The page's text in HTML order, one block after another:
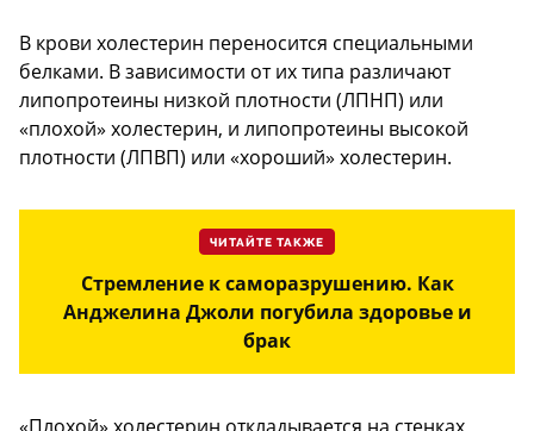
В крови холестерин переносится специальными
белками. В зависимости от их типа различают
липопротеины низкой плотности (ЛПНП) или
«плохой» холестерин, и липопротеины высокой
плотности (ЛПВП) или «хороший» холестерин.
ЧИТАЙТЕ ТАКЖЕ
Стремление к саморазрушению. Как
Анджелина Джоли погубила здоровье и
брак
«Плохой» холестерин откладывается на стенках